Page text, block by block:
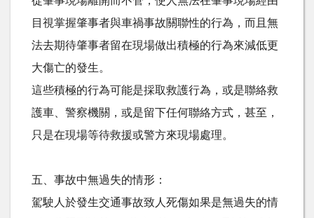
目視掌握肇事者與車禍事故關聯性的行為，而且無
法去期待肇事者留在現場做出積極的行為來減低更
大傷亡的發生。
這些積極的行為可能是採取救護行為，或是聯絡救
護車、警察機關，或是留下任何聯絡方式，甚至，
只是在現場等待救援或警方來現場處理。
五、事故中無過失的情形：
駕駛人於發生交通事故致人死傷如果是無過失的情